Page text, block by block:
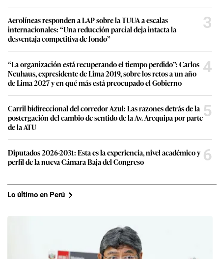
Aerolíneas responden a LAP sobre la TUUA a escalas
internacionales: “Una reducción parcial deja intacta la
desventaja competitiva de fondo”
3
“La organización está recuperando el tiempo perdido”: Carlos
Neuhaus, expresidente de Lima 2019, sobre los retos a un año
de Lima 2027 y en qué más está preocupado el Gobierno
4
Carril bidireccional del corredor Azul: Las razones detrás de la
postergación del cambio de sentido de la Av. Arequipa por parte
de la ATU
5
Diputados 2026-2031: Esta es la experiencia, nivel académico y
perfil de la nueva Cámara Baja del Congreso
6
Lo último en Perú